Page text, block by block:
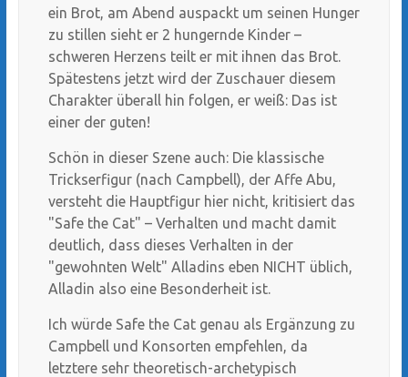
ein Brot, am Abend auspackt um seinen Hunger
zu stillen sieht er 2 hungernde Kinder –
schweren Herzens teilt er mit ihnen das Brot.
Spätestens jetzt wird der Zuschauer diesem
Charakter überall hin folgen, er weiß: Das ist
einer der guten!
Schön in dieser Szene auch: Die klassische
Trickserfigur (nach Campbell), der Affe Abu,
versteht die Hauptfigur hier nicht, kritisiert das
"Safe the Cat" – Verhalten und macht damit
deutlich, dass dieses Verhalten in der
"gewohnten Welt" Alladins eben NICHT üblich,
Alladin also eine Besonderheit ist.
Ich würde Safe the Cat genau als Ergänzung zu
Campbell und Konsorten empfehlen, da
letztere sehr theoretisch-archetypisch